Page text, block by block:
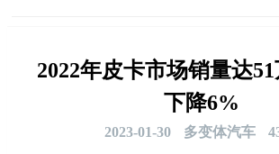
2022年皮卡市场销量达
下降6%
2023-01-30 多变体汽车